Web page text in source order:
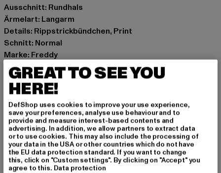
Ausschnitt: Rundhals
Ärmelart: Langarm
Details: Rippstrickbündchen, Print
Schnitt: Normal
Marke: Freddy
Kat.: Sweaters
Farbe: violet
Hersteller Farbe: lila
Materialzusammensetzung: 80% Baumwolle, 20%
Polyester
Art.Nr: F3WMCS2-03540
Hersteller: SBC Saksa Oy |info@freddywear.de
Vesijärvenkatu 11 A | 15140 Lahti | FI
GREAT TO SEE YOU
HERE!
DefShop uses cookies to improve your use experience,
save your preferences, analyse use behaviour and to
provide and measure interest-based contents and
advertising. In addition, we allow partners to extract data
or to use cookies. This may also include the processing of
your data in the USA or other countries which do not have
the EU data protection standard. If you want to change
this, click on "Custom settings". By clicking on "Accept" you
agree to this. Data protection